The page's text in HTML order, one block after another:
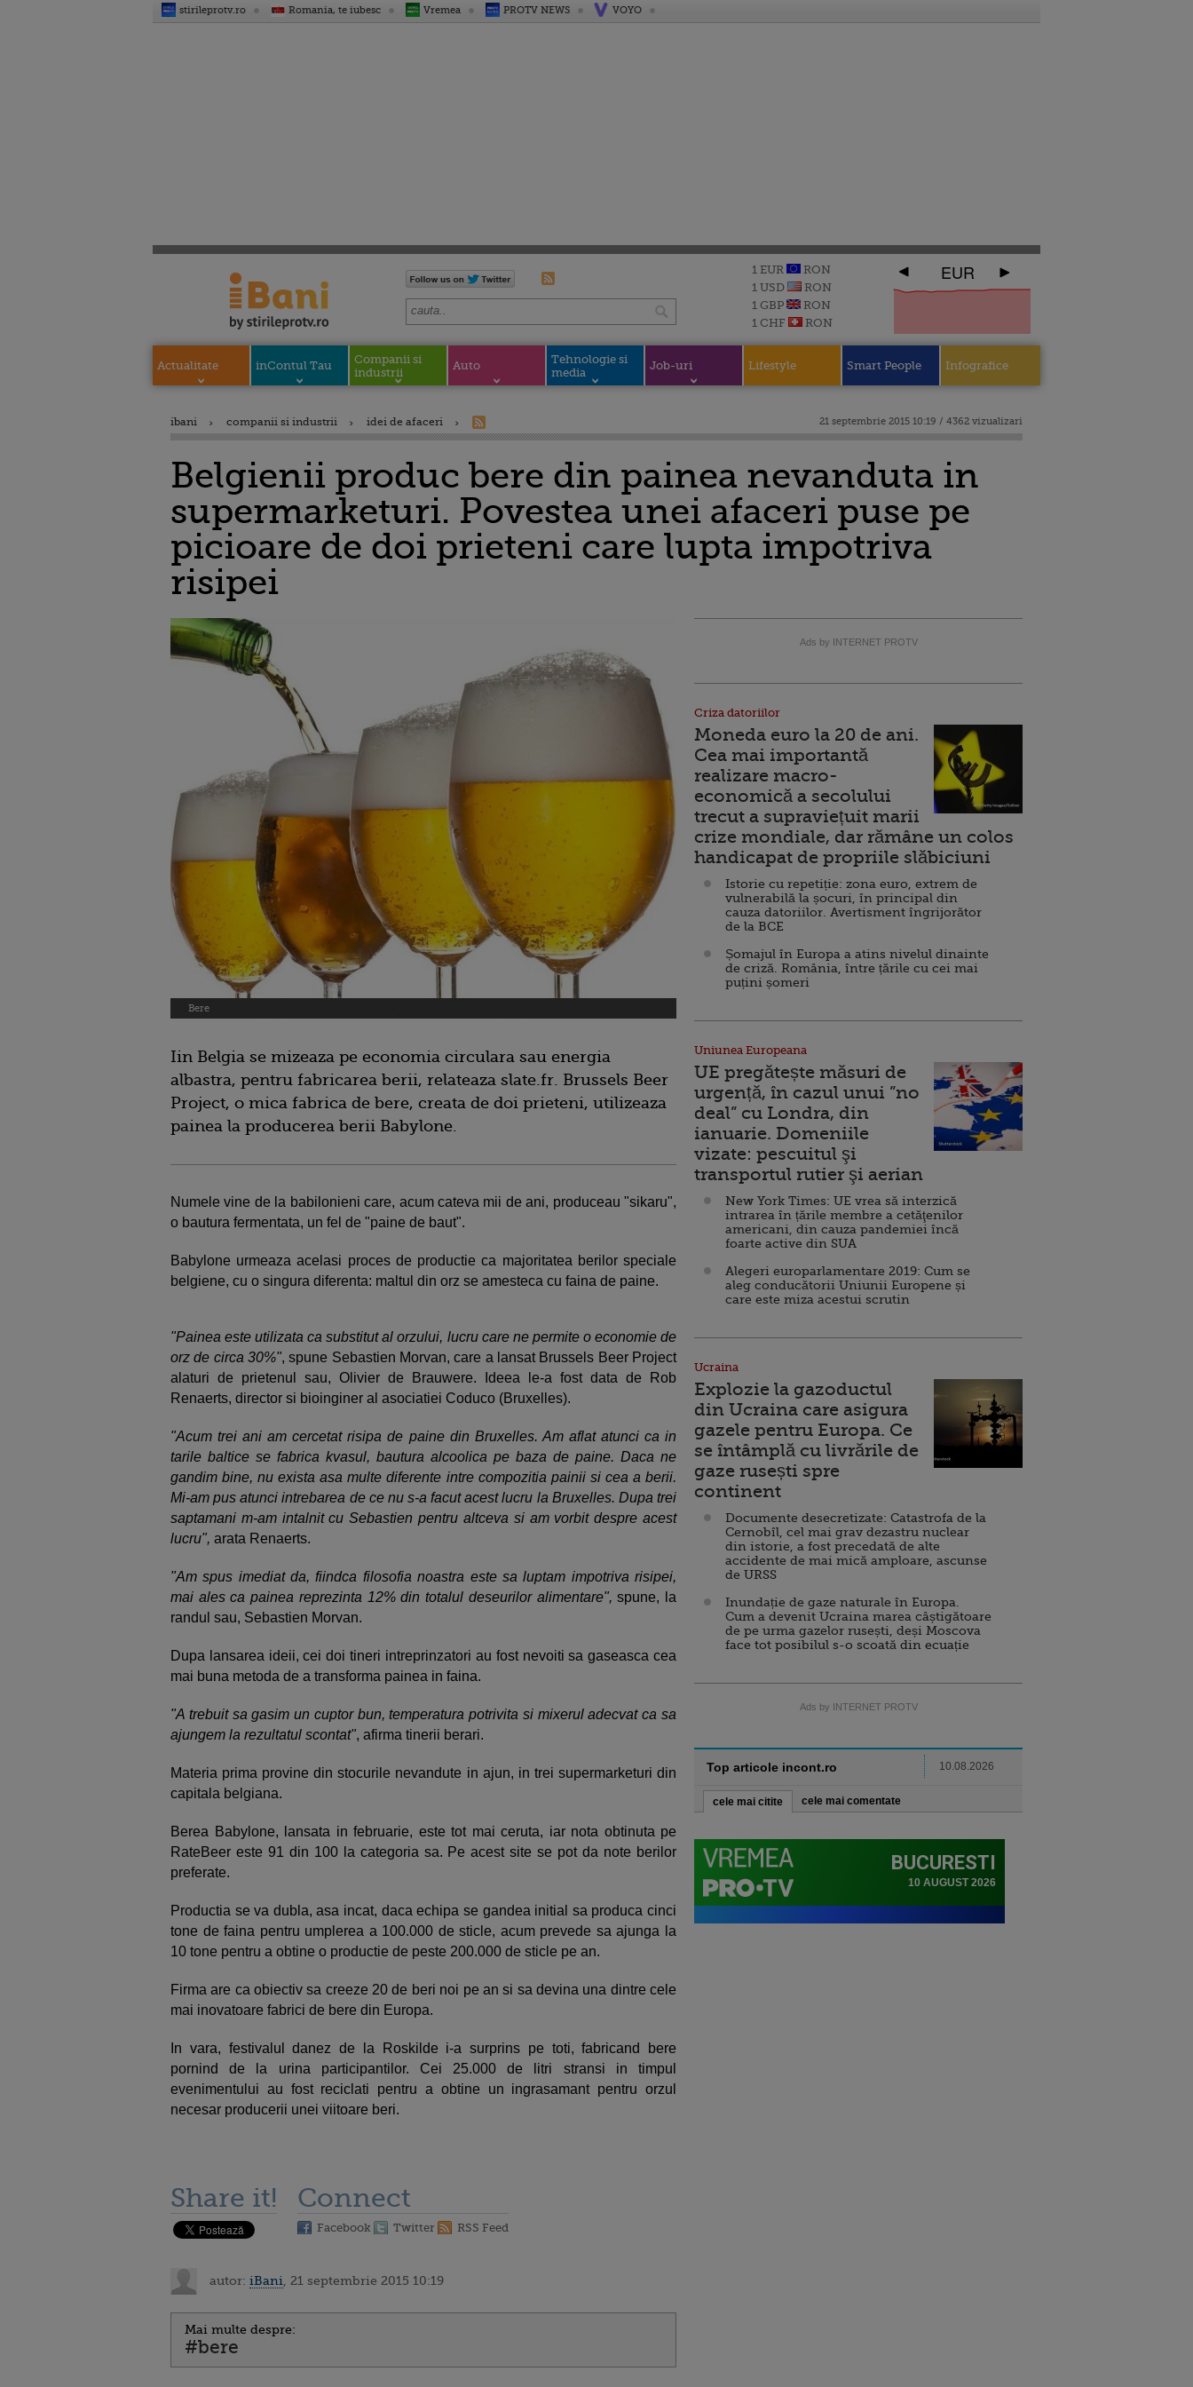
stirileprotv.ro Romania, te iubesc Vremea PROTV NEWS VOYO
1 EUR
RON
1 USD
RON
1 GBP
RON
1 CHF
RON
EUR
Actualitate inContul Tau
Companii si
industrii
Auto
Tehnologie si
media
Job-uri Lifestyle Smart People Infografice
ibani companii si industrii idei de afaceri 21 septembrie 2015 10:19 / 4362 vizualizari
Belgienii produc bere din painea nevanduta in
supermarketuri. Povestea unei afaceri puse pe
picioare de doi prieteni care lupta impotriva
risipei
Bere
Iin Belgia se mizeaza pe economia circulara sau energia
albastra, pentru fabricarea berii, relateaza slate.fr. Brussels Beer
Project, o mica fabrica de bere, creata de doi prieteni, utilizeaza
painea la producerea berii Babylone.
Numele vine de la babilonieni care, acum cateva mii de ani, produceau "sikaru",
o bautura fermentata, un fel de "paine de baut".
Babylone urmeaza acelasi proces de productie ca majoritatea berilor speciale
belgiene, cu o singura diferenta: maltul din orz se amesteca cu faina de paine.
"Painea este utilizata ca substitut al orzului, lucru care ne permite o economie de
orz de circa 30%", spune Sebastien Morvan, care a lansat Brussels Beer Project
alaturi de prietenul sau, Olivier de Brauwere. Ideea le-a fost data de Rob
Renaerts, director si bioinginer al asociatiei Coduco (Bruxelles).
"Acum trei ani am cercetat risipa de paine din Bruxelles. Am aflat atunci ca in
tarile baltice se fabrica kvasul, bautura alcoolica pe baza de paine. Daca ne
gandim bine, nu exista asa multe diferente intre compozitia painii si cea a berii.
Mi-am pus atunci intrebarea de ce nu s-a facut acest lucru la Bruxelles. Dupa trei
saptamani m-am intalnit cu Sebastien pentru altceva si am vorbit despre acest
lucru", arata Renaerts.
"Am spus imediat da, fiindca filosofia noastra este sa luptam impotriva risipei,
mai ales ca painea reprezinta 12% din totalul deseurilor alimentare",spune, la
randul sau, Sebastien Morvan.
Dupa lansarea ideii, cei doi tineri intreprinzatori au fost nevoiti sa gaseasca cea
mai buna metoda de a transforma painea in faina.
"A trebuit sa gasim un cuptor bun, temperatura potrivita si mixerul adecvat ca sa
ajungem la rezultatul scontat", afirma tinerii berari.
Materia prima provine din stocurile nevandute in ajun, in trei supermarketuri din
capitala belgiana.
Berea Babylone, lansata in februarie, este tot mai ceruta, iar nota obtinuta pe
RateBeer este 91 din 100 la categoria sa. Pe acest site se pot da note berilor
preferate.
Productia se va dubla, asa incat, daca echipa se gandea initial sa produca cinci
tone de faina pentru umplerea a 100.000 de sticle, acum prevede sa ajunga la
10 tone pentru a obtine o productie de peste 200.000 de sticle pe an.
Firma are ca obiectiv sa creeze 20 de beri noi pe an si sa devina una dintre cele
mai inovatoare fabrici de bere din Europa.
In vara, festivalul danez de la Roskilde i-a surprins pe toti, fabricand bere
pornind de la urina participantilor. Cei 25.000 de litri stransi in timpul
evenimentului au fost reciclati pentru a obtine un ingrasamant pentru orzul
necesar producerii unei viitoare beri.
Share it! Connect
Facebook Twitter RSS Feed
autor: iBani , 21 septembrie 2015 10:19
Mai multe despre:
#bere
Ads by INTERNET PROTV
Criza datoriilor
Moneda euro la 20 de ani.
Cea mai importantă
realizare macro-
economică a secolului
trecut a supraviețuit marii
crize mondiale, dar rămâne un colos
handicapat de propriile slăbiciuni
Istorie cu repetiție: zona euro, extrem de
vulnerabilă la șocuri, în principal din
cauza datoriilor. Avertisment îngrijorător
de la BCE
Șomajul în Europa a atins nivelul dinainte
de criză. România, între țările cu cei mai
puțini șomeri
Uniunea Europeana
UE pregătește măsuri de
urgență, în cazul unui ”no
deal” cu Londra, din
ianuarie. Domeniile
vizate: pescuitul şi
transportul rutier şi aerian
New York Times: UE vrea să interzică
intrarea în țările membre a cetăţenilor
americani, din cauza pandemiei încă
foarte active din SUA
Alegeri europarlamentare 2019: Cum se
aleg conducătorii Uniunii Europene și
care este miza acestui scrutin
Ucraina
Explozie la gazoductul
din Ucraina care asigura
gazele pentru Europa. Ce
se întâmplă cu livrările de
gaze rusești spre
continent
Documente desecretizate: Catastrofa de la
Cernobîl, cel mai grav dezastru nuclear
din istorie, a fost precedată de alte
accidente de mai mică amploare, ascunse
de URSS
Inundație de gaze naturale în Europa.
Cum a devenit Ucraina marea câștigătoare
de pe urma gazelor rusești, deși Moscova
face tot posibilul s-o scoată din ecuație
Ads by INTERNET PROTV
Top articole incont.ro 10.08.2026
cele mai citite cele mai comentate